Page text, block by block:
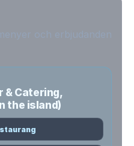
& Catering,
the island)